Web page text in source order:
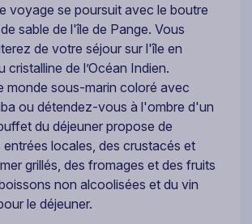
voyage se poursuit avec le boutre
sable de l'île de Pange. Vous
de votre séjour sur l'île en
cristalline de l’Océan Indien.
monde sous-marin coloré avec
ou détendez-vous à l'ombre d'un
du déjeuner propose de
locales, des crustacés et
grillés, des fromages et des fruits
non alcoolisées et du vin
le déjeuner.